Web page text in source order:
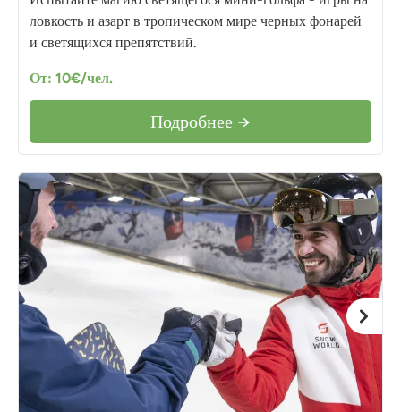
ловкость и азарт в тропическом мире черных фонарей
и светящихся препятствий.
От: 10€/чел.
Подробнее →